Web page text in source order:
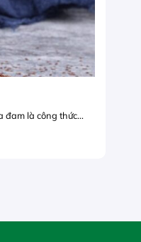
đam là công thức...